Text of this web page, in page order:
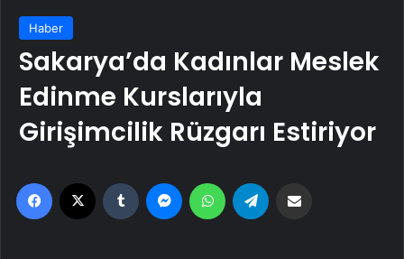
Haber
Sakarya’da Kadınlar Meslek
Edinme Kurslarıyla
Girişimcilik Rüzgarı Estiriyor
Facebook Tumblr MessengerWhatsApp